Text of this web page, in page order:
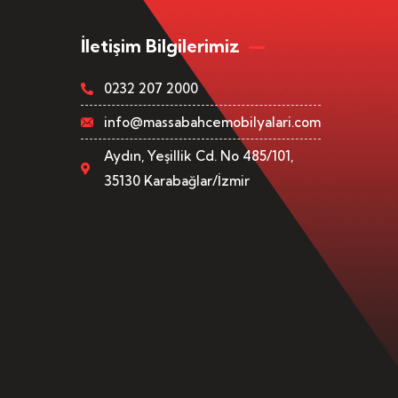
İletişim Bilgilerimiz
0232 207 2000
info@massabahcemobilyalari.com
Aydın, Yeşillik Cd. No 485/101,
35130 Karabağlar/İzmir